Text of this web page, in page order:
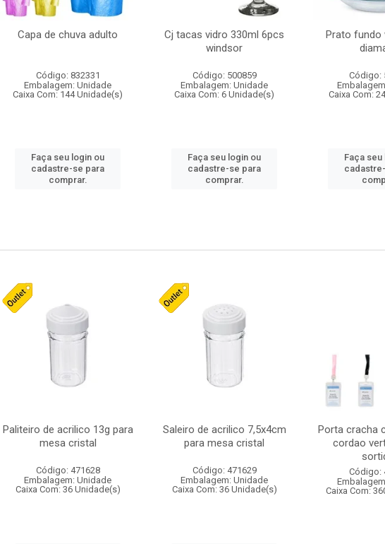
Capa de chuva adulto
Código: 832331
Embalagem: Unidade
Caixa Com: 144 Unidade(s)
Faça seu login ou
cadastre-se para
comprar.
Cj tacas vidro 330ml 6pcs
windsor
Código: 500859
Embalagem: Unidade
Caixa Com: 6 Unidade(s)
Faça seu login ou
cadastre-se para
comprar.
Prato fundo
Código:
Caixa Com:
Faça seu
Paliteiro de acrilico 13g para
mesa cristal
Código: 471628
Embalagem: Unidade
Caixa Com: 36 Unidade(s)
Saleiro de acrilico 7,5x4cm
para mesa cristal
Código: 471629
Embalagem: Unidade
Caixa Com: 36 Unidade(s)
Porta cracha
cordao
Código:
Caixa Com: